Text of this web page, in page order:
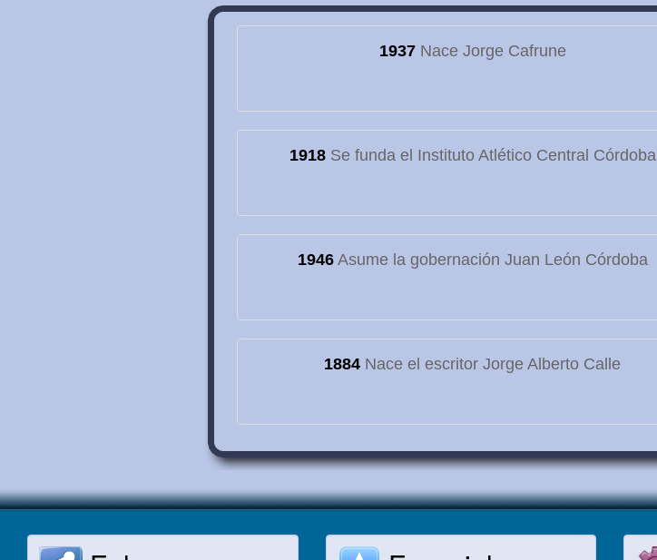
1937Nace Jorge Cafrune
1918Se funda el Instituto Atlético Central Córdoba
1946Asume la gobernación Juan León Córdoba
1884 Nace el escritor Jorge Alberto Calle